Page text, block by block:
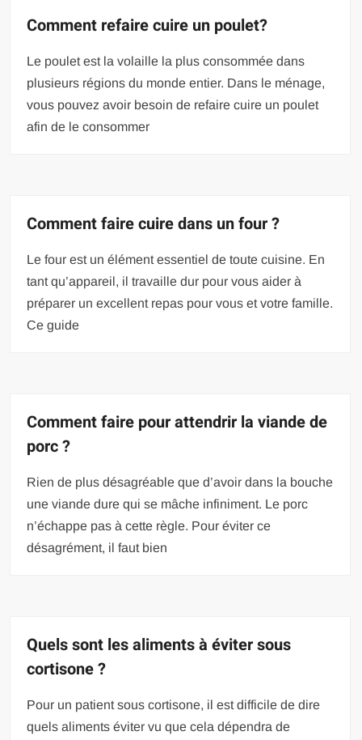
Comment refaire cuire un poulet?
Le poulet est la volaille la plus consommée dans
plusieurs régions du monde entier. Dans le ménage,
vous pouvez avoir besoin de refaire cuire un poulet
afin de le consommer
Comment faire cuire dans un four ?
Le four est un élément essentiel de toute cuisine. En
tant qu’appareil, il travaille dur pour vous aider à
préparer un excellent repas pour vous et votre famille.
Ce guide
Comment faire pour attendrir la viande de
porc ?
Rien de plus désagréable que d’avoir dans la bouche
une viande dure qui se mâche infiniment. Le porc
n’échappe pas à cette règle. Pour éviter ce
désagrément, il faut bien
Quels sont les aliments à éviter sous
cortisone ?
Pour un patient sous cortisone, il est difficile de dire
quels aliments éviter vu que cela dépendra de